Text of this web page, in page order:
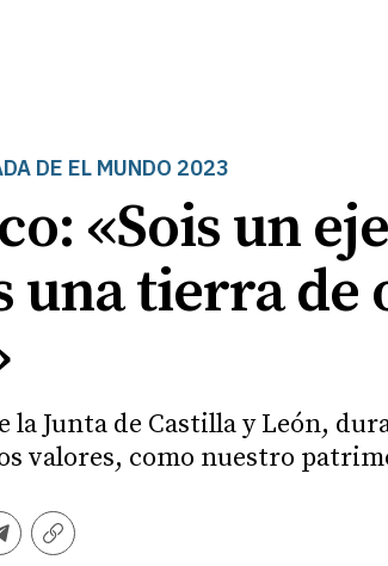
DE EL MUNDO 2023
«Sois un
una tierra
la Junta de Castilla y León,
valores, como nuestro
Copiar